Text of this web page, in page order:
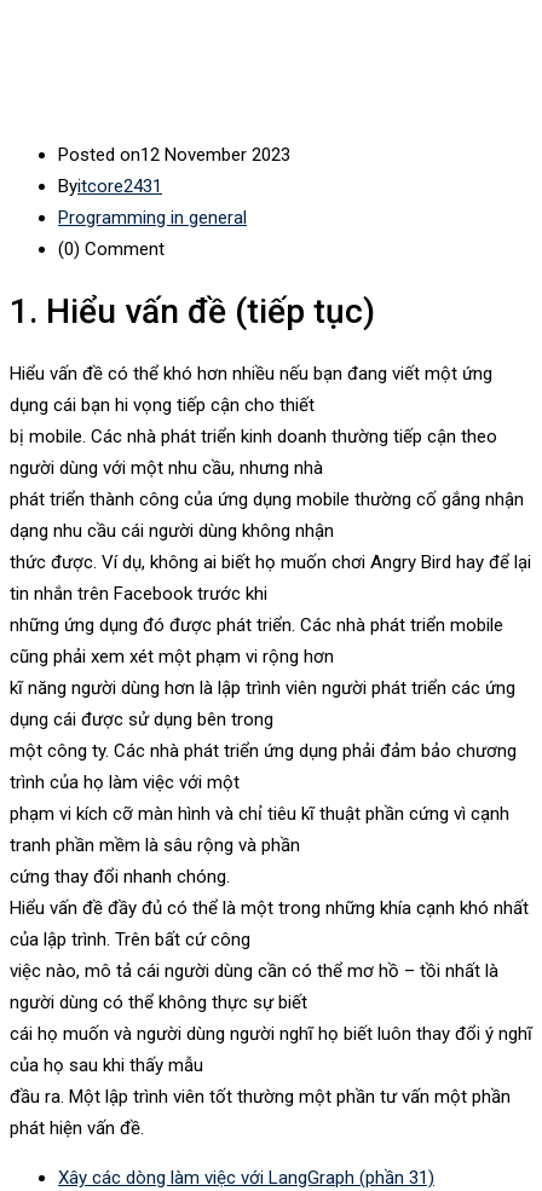
Posted on12 November 2023
Byitcore2431
Programming in general
(0) Comment
1. Hiểu vấn đề (tiếp tục)
Hiểu vấn đề có thể khó hơn nhiều nếu bạn đang viết một ứng
dụng cái bạn hi vọng tiếp cận cho thiết
bị mobile. Các nhà phát triển kinh doanh thường tiếp cận theo
người dùng với một nhu cầu, nhưng nhà
phát triển thành công của ứng dụng mobile thường cố gắng nhận
dạng nhu cầu cái người dùng không nhận
thức được. Ví dụ, không ai biết họ muốn chơi Angry Bird hay để lại
tin nhắn trên Facebook trước khi
những ứng dụng đó được phát triển. Các nhà phát triển mobile
cũng phải xem xét một phạm vi rộng hơn
kĩ năng người dùng hơn là lập trình viên người phát triển các ứng
dụng cái được sử dụng bên trong
một công ty. Các nhà phát triển ứng dụng phải đảm bảo chương
trình của họ làm việc với một
phạm vi kích cỡ màn hình và chỉ tiêu kĩ thuật phần cứng vì cạnh
tranh phần mềm là sâu rộng và phần
cứng thay đổi nhanh chóng.
Hiểu vấn đề đầy đủ có thể là một trong những khía cạnh khó nhất
của lập trình. Trên bất cứ công
việc nào, mô tả cái người dùng cần có thể mơ hồ – tồi nhất là
người dùng có thể không thực sự biết
cái họ muốn và người dùng người nghĩ họ biết luôn thay đổi ý nghĩ
của họ sau khi thấy mẫu
đầu ra. Một lập trình viên tốt thường một phần tư vấn một phần
phát hiện vấn đề.
Xây các dòng làm việc với LangGraph (phần 31)